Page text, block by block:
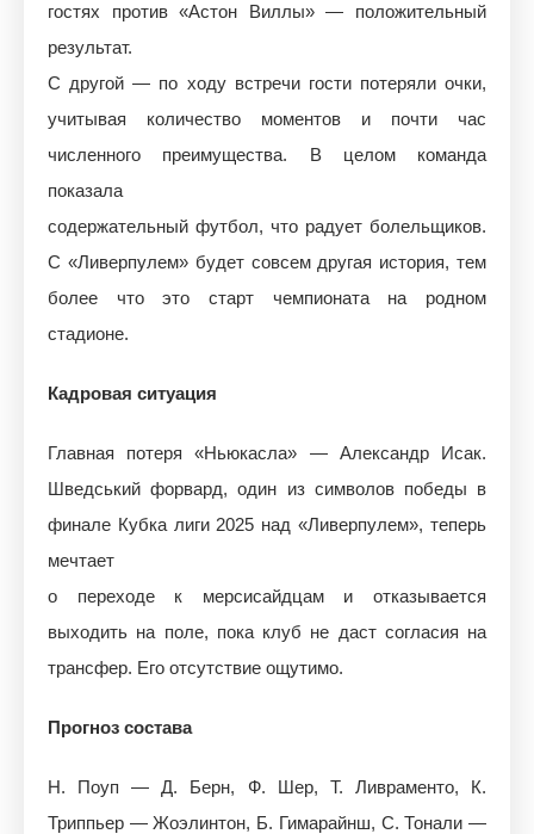
гостях против «Астон Виллы» — положительный
результат.
С другой — по ходу встречи гости потеряли очки,
учитывая количество моментов и почти час
численного преимущества. В целом команда
показала
содержательный футбол, что радует болельщиков.
С «Ливерпулем» будет совсем другая история, тем
более что это старт чемпионата на родном
стадионе.
Кадровая ситуация
Главная потеря «Ньюкасла» — Александр Исак.
Шведський форвард, один из символов победы в
финале Кубка лиги 2025 над «Ливерпулем», теперь
мечтает
о переходе к мерсисайдцам и отказывается
выходить на поле, пока клуб не даст согласия на
трансфер. Его отсутствие ощутимо.
Прогноз состава
Н. Поуп — Д. Берн, Ф. Шер, Т. Ливраменто, К.
Триппьер — Жоэлинтон, Б. Гимарайнш, С. Тонали —